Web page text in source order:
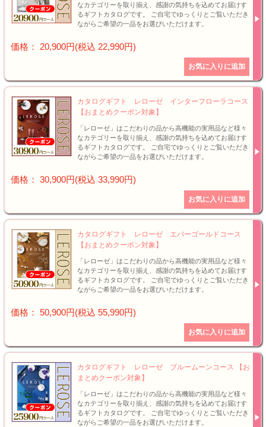
なカテゴリーを取り揃え、感謝の気持ちを込めてお届けす
るギフトカタログです。 ご自宅でゆっくりとご覧いただき
ながらご希望の一品をお選びいただけます。
価格： 20,900円(税込 22,990円)
カタログギフト レローゼ インターフローラコース
【おまとめクーポン対象】
「レローゼ」はこだわりの品から高機能の実用品など様々
なカテゴリーを取り揃え、感謝の気持ちを込めてお届けす
るギフトカタログです。 ご自宅でゆっくりとご覧いただき
ながらご希望の一品をお選びいただけます。
価格： 30,900円(税込 33,990円)
カタログギフト レローゼ エバーゴールドコース
【おまとめクーポン対象】
「レローゼ」はこだわりの品から高機能の実用品など様々
なカテゴリーを取り揃え、感謝の気持ちを込めてお届けす
るギフトカタログです。 ご自宅でゆっくりとご覧いただき
ながらご希望の一品をお選びいただけます。
価格： 50,900円(税込 55,990円)
カタログギフト レローゼ ブルームーンコース 【お
まとめクーポン対象】
「レローゼ」はこだわりの品から高機能の実用品など様々
なカテゴリーを取り揃え、感謝の気持ちを込めてお届けす
るギフトカタログです。 ご自宅でゆっくりとご覧いただき
ながらご希望の一品をお選びいただけます。